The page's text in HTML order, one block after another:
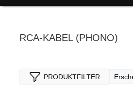
RCA-KABEL (PHONO)
PRODUKTFILTER